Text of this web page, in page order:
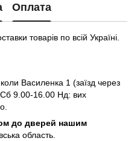
Оплата
товарів по всій Україні.
Василенка 1 (заїзд через
9.00-16.00 Нд: вих
до дверей нашим
область.